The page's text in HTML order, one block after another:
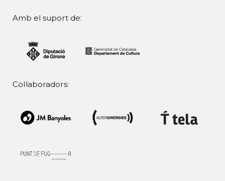
Amb el suport de:
Col·laboradors: